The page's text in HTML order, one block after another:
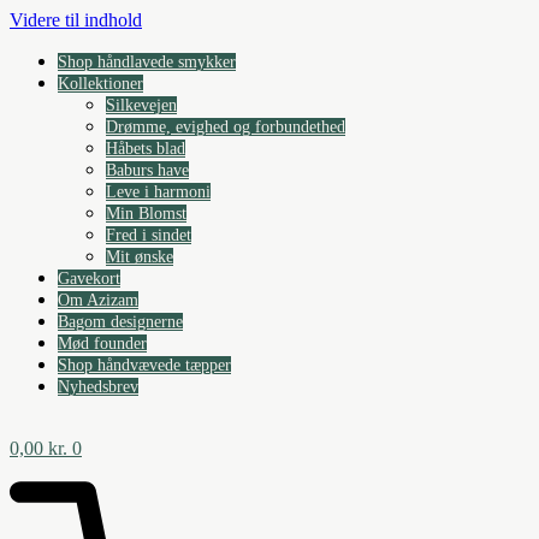
Videre til indhold
Shop håndlavede smykker
Kollektioner
Silkevejen
Drømme, evighed og forbundethed
Håbets blad
Baburs have
Leve i harmoni
Min Blomst
Fred i sindet
Mit ønske
Gavekort
Om Azizam
Bagom designerne
Mød founder
Shop håndvævede tæpper
Nyhedsbrev
0,00 kr. 0